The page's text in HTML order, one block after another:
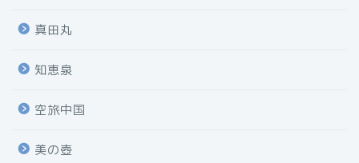
真田丸
知恵泉
空旅中国
美の壺